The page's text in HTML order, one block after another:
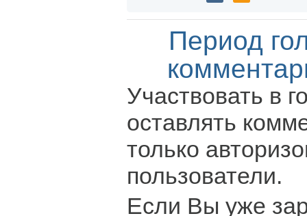
Период
Участвовать в
оставлять
только
пользователи.
Если Вы уже